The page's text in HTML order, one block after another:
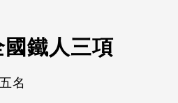
鐵人三項
名